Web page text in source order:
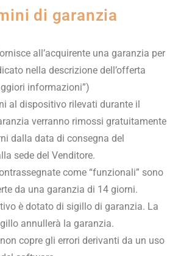
di garanzia
all’acquirente una garanzia per
nella descrizione dell’offerta
informazioni”)
al dispositivo rilevati durante il
verranno rimossi gratuitamente
dalla data di consegna del
sede del Venditore.
come “funzionali” sono
da una garanzia di 14 giorni.
è dotato di sigillo di garanzia. La
annullerà la garanzia.
copre gli errori derivanti da un uso